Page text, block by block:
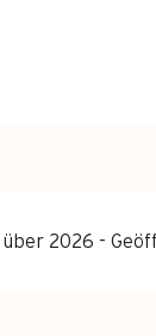
über 2026 -